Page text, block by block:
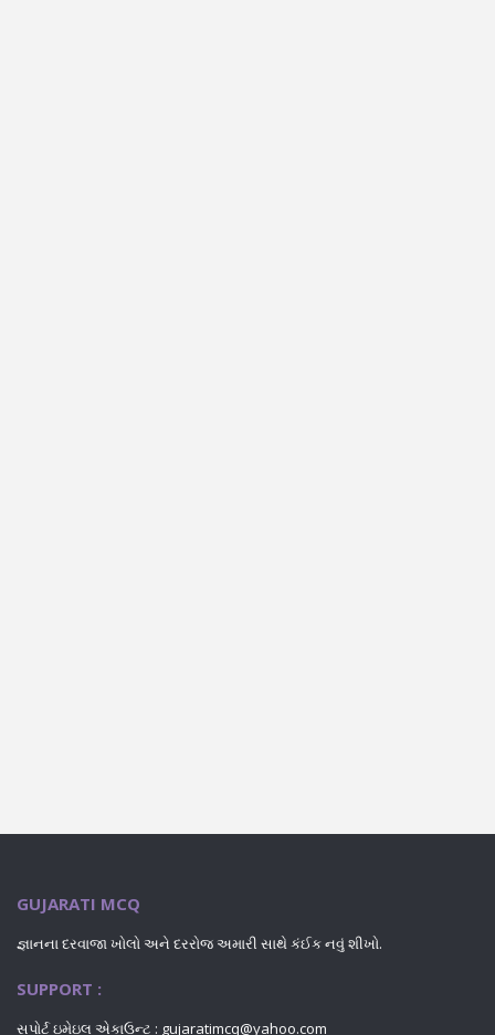
GUJARATI MCQ
જ્ઞાનના દરવાજા ખોલો અને દરરોજ અમારી સાથે કંઈક નવું શીખો.
SUPPORT :
સપોર્ટ ઇમેઇલ એકાઉન્ટ : gujaratimcq@yahoo.com